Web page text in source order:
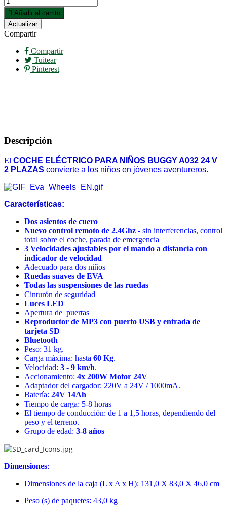
 Añadir al carrito
Compartir
Compartir
Tuitear
Pinterest
Descripción
El COCHE ELÉCTRICO PARA NIÑOS BUGGY A032 24 V
2 PLAZAS convierte a los niños en jóvenes aventureros.
Características:
Dos asientos de cuero
Nuevo control remoto de 2.4Ghz - sin interferencias, control
total sobre el coche, parada de emergencia
3 Velocidades ajustables por el mando a distancia con
indicador de velocidad
Adecuado para dos niños
Ruedas suaves de EVA
Todas las suspensiones de las ruedas
Cinturón de seguridad
Luces LED
Apertura de puertas
Reproductor de MP3 con puerto USB y entrada de
tarjeta SD
Bluetooth
Peso: 31 kg.
Carga máxima: hasta 60 Kg.
Velocidad: 3 - 9 km/h.
Accionamiento: 4x 200W Motor 24V
Adaptador del cargador: 220V a 24V / 1000mA.
Batería: 24V 14Ah
Tiempo de carga: 5-8 horas
El tiempo de conducción: de 1 a 1,5 horas, dependiendo del
peso y el terreno.
Grupo de edad: 3-8 años
Dimensiones:
Dimensiones de la caja (L x A x H): 131,0 X 83,0 X 46,0 cm
Peso (s) de paquetes: 43,0 kg